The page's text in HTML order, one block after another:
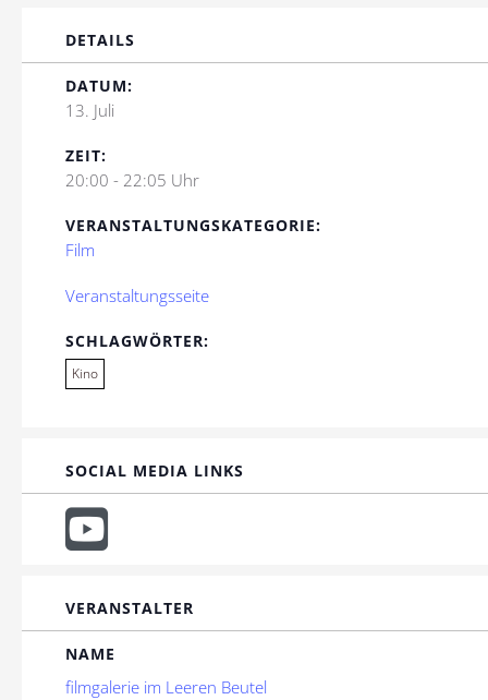
DETAILS
DATUM:
13. Juli
ZEIT:
20:00 - 22:05 Uhr
VERANSTALTUNGSKATEGORIE:
Film
Veranstaltungsseite
SCHLAGWÖRTER:
Kino
SOCIAL MEDIA LINKS
VERANSTALTER
NAME
filmgalerie im Leeren Beutel